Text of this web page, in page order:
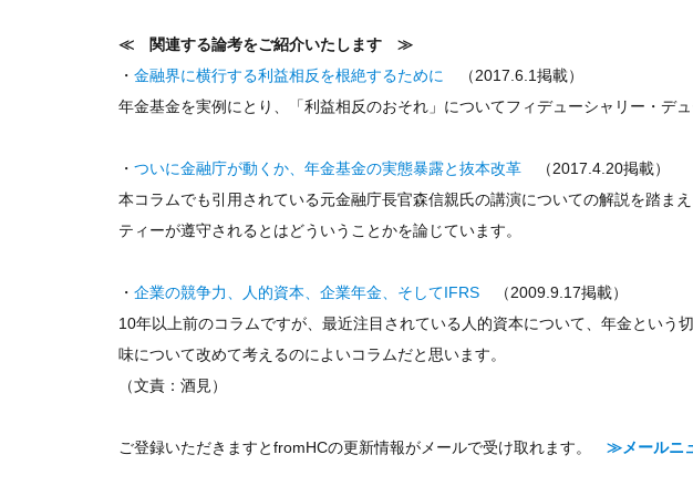
≪ 関連する論考をご紹介いたします ≫
・ 金融界に横行する利益相反を根絶するために （2017.6.1掲載）
年金基金を実例にとり、「利益相反のおそれ」についてフィデューシャリー・デ
・ ついに金融庁が動くか、年金基金の実態暴露と抜本改革 （2017.4.20掲載）
本コラムでも引用されている元金融庁長官森信親氏の講演についての解説を踏ま
ティーが遵守されるとはどういうことかを論じています。
・ 企業の競争力、人的資本、企業年金、そしてIFRS （2009.9.17掲載）
10年以上前のコラムですが、最近注目されている人的資本について、年金という
味について改めて考えるのによいコラムだと思います。
（文責：酒見）
ご登録いただきますとfromHCの更新情報がメールで受け取れます。 ≫メールニ